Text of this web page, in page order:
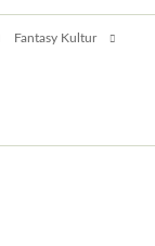
Fantasy Kultur